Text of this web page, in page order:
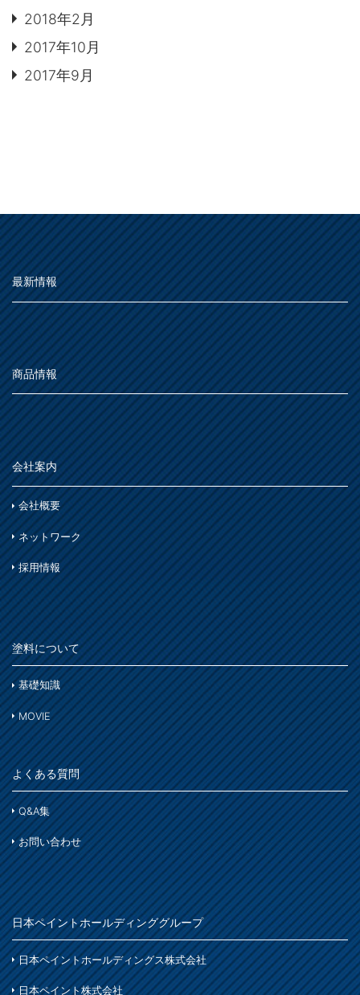
2018年2月
2017年10月
2017年9月
最新情報
商品情報
会社案内
会社概要
ネットワーク
採用情報
塗料について
基礎知識
MOVIE
よくある質問
Q&A集
お問い合わせ
日本ペイントホールディンググループ
日本ペイントホールディングス株式会社
日本ペイント株式会社